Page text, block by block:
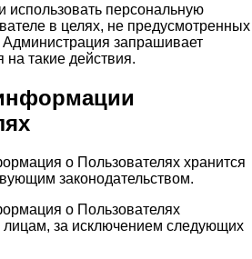
использовать персональную
в целях, не предусмотренных
запрашивает
на такие действия.
о Пользователях хранится
законодательством.
о Пользователях
лицам, за исключением следующих